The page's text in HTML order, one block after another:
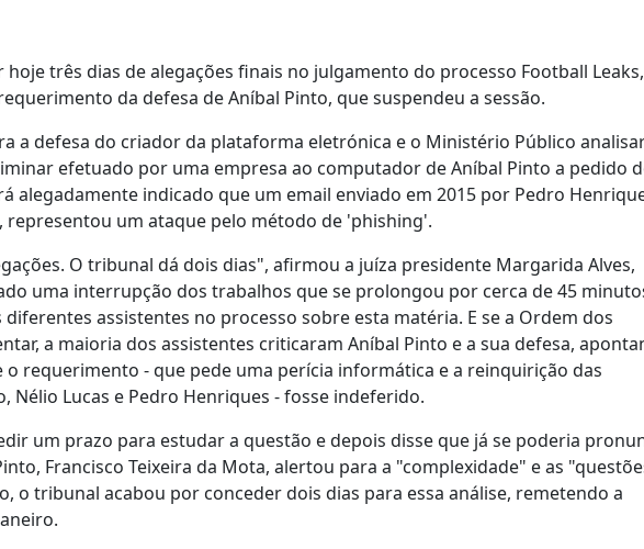
três dias de alegações finais no julgamento do processo Football
da defesa de Aníbal Pinto, que suspendeu a sessão.
a defesa do criador da plataforma eletrónica e o Ministério Público
efetuado por uma empresa ao computador de Aníbal Pinto a pedido
alegadamente indicado que um email enviado em 2015 por Pedro
representou um ataque pelo método de 'phishing'.
O tribunal dá dois dias", afirmou a juíza presidente Margarida Alves,
uma interrupção dos trabalhos que se prolongou por cerca de 45
assistentes no processo sobre esta matéria. E se a Ordem dos
a maioria dos assistentes criticaram Aníbal Pinto e a sua defesa,
requerimento - que pede uma perícia informática e a reinquirição das
Nélio Lucas e Pedro Henriques - fosse indeferido.
um prazo para estudar a questão e depois disse que já se poderia
Francisco Teixeira da Mota, alertou para a "complexidade" e as
o tribunal acabou por conceder dois dias para essa análise, remetendo a